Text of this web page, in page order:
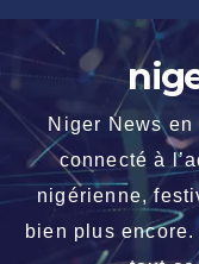
Skip
to
content
Niger News
connecté à
nigérienne,
bien plus